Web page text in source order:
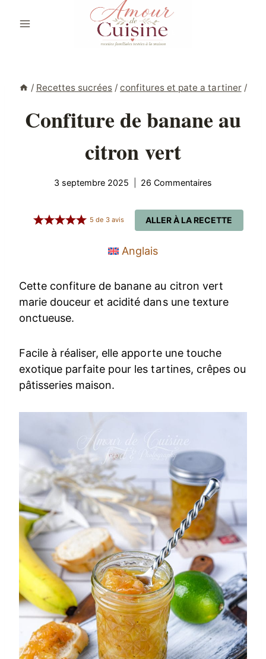
/ Recettes sucrées / confitures et pate a tartiner /
Confiture de banane au
citron vert
3 septembre 2025 26 Commentaires
ALLER À LA RECETTE
5 de 3 avis
Anglais
Cette confiture de banane au citron vert
marie douceur et acidité dans une texture
onctueuse.
Facile à réaliser, elle apporte une touche
exotique parfaite pour les tartines, crêpes ou
pâtisseries maison.